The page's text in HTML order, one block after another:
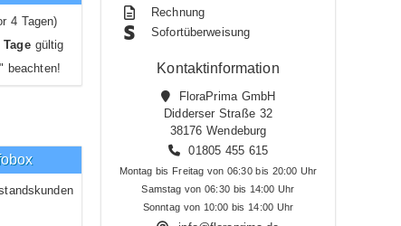
4 Tagen)
Tagegültig
beachten!
Rechnung
Sofortüberweisung
Kontaktinformation
FloraPrima GmbH
Didderser Straße 32
38176 Wendeburg
01805 455 615
Montag bis Freitag von 06:30 bis 20:00 Uhr
Samstag von 06:30 bis 14:00 Uhr
Sonntag von 10:00 bis 14:00 Uhr